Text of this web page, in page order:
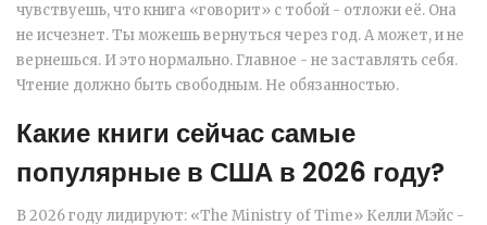
чувствуешь, что книга «говорит» с тобой - отложи её. Она
не исчезнет. Ты можешь вернуться через год. А может, и не
вернешься. И это нормально. Главное - не заставлять себя.
Чтение должно быть свободным. Не обязанностью.
Какие книги сейчас самые
популярные в США в 2026 году?
В 2026 году лидируют: «The Ministry of Time» Келли Мэйс -